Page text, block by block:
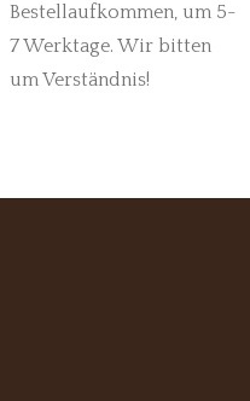
Bestellaufkommen, um 5-
7 Werktage. Wir bitten
um Verständnis!